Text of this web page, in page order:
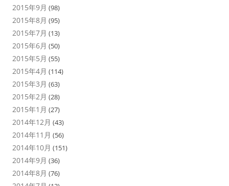
2015年9月 (98)
2015年8月 (95)
2015年7月 (13)
2015年6月 (50)
2015年5月 (55)
2015年4月 (114)
2015年3月 (63)
2015年2月 (28)
2015年1月 (27)
2014年12月 (43)
2014年11月 (56)
2014年10月 (151)
2014年9月 (36)
2014年8月 (76)